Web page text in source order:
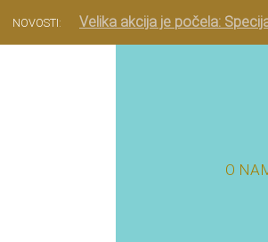
NOVOSTI: Velika akcija je počela:
O